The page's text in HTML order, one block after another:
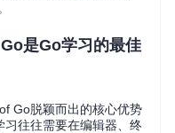
是Go学习的最佳
Go脱颖而出的核心优势
习往往需要在编辑器、终